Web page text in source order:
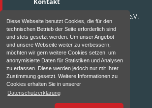
Diese Webseite benutzt Cookies, die für den
technischen Betrieb der Seite erforderlich sind
und stets gesetzt werden. Um unser Angebot
und unsere Webseite weiter zu verbessern,
möchten wir gern weitere Cookies setzen, um
anonymisierte Daten für Statistiken und Analysen
zu erfassen. Diese werden jedoch nur mit Ihrer
Zustimmung gesetzt. Weitere Informationen zu
Cookies erhalten Sie in unserer
Datenschutzerklärung
Pferdesportverband Weser-Ems e.V.
Heidewinkel 8
D - 49377 Vechta
Telefon: 0 44 41 / 9140-0
Fax: 0 44 41 / 9140-17
Email:info@psvwe.de